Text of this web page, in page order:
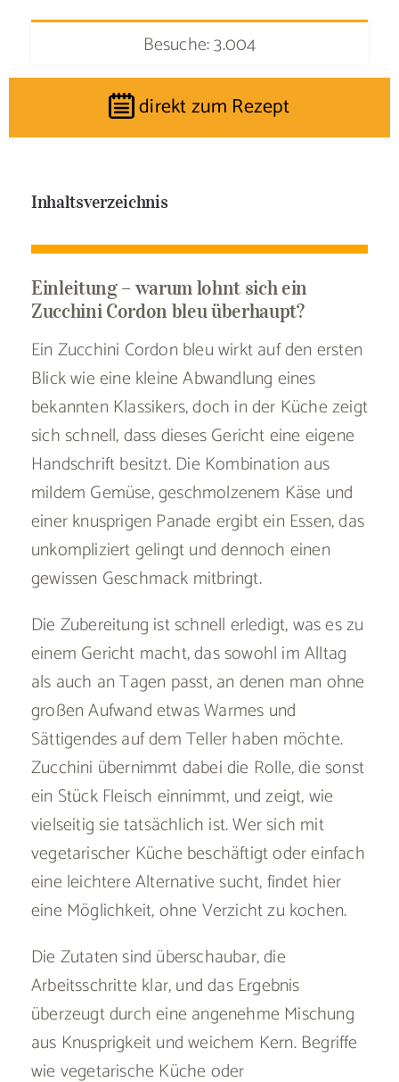
Besuche: 3.004
direkt zum Rezept
Inhaltsverzeichnis
Einleitung – warum lohnt sich ein
Zucchini Cordon bleu überhaupt?
Ein Zucchini Cordon bleu wirkt auf den ersten
Blick wie eine kleine Abwandlung eines
bekannten Klassikers, doch in der Küche zeigt
sich schnell, dass dieses Gericht eine eigene
Handschrift besitzt. Die Kombination aus
mildem Gemüse, geschmolzenem Käse und
einer knusprigen Panade ergibt ein Essen, das
unkompliziert gelingt und dennoch einen
gewissen Geschmack mitbringt.
Die Zubereitung ist schnell erledigt, was es zu
einem Gericht macht, das sowohl im Alltag
als auch an Tagen passt, an denen man ohne
großen Aufwand etwas Warmes und
Sättigendes auf dem Teller haben möchte.
Zucchini übernimmt dabei die Rolle, die sonst
ein Stück Fleisch einnimmt, und zeigt, wie
vielseitig sie tatsächlich ist. Wer sich mit
vegetarischer Küche beschäftigt oder einfach
eine leichtere Alternative sucht, findet hier
eine Möglichkeit, ohne Verzicht zu kochen.
Die Zutaten sind überschaubar, die
Arbeitsschritte klar, und das Ergebnis
überzeugt durch eine angenehme Mischung
aus Knusprigkeit und weichem Kern. Begriffe
wie vegetarische Küche oder